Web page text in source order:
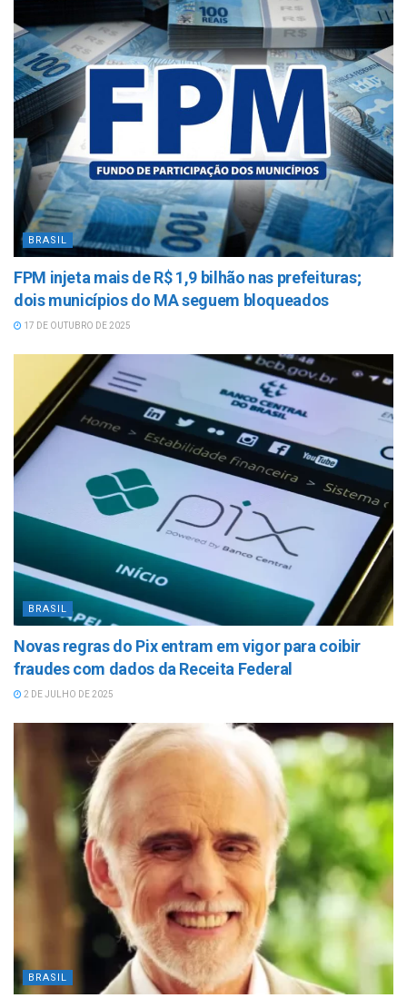
BRASIL
FPM injeta mais de R$ 1,9 bilhão nas prefeituras;
dois municípios do MA seguem bloqueados
17 DE OUTUBRO DE 2025
BRASIL
Novas regras do Pix entram em vigor para coibir
fraudes com dados da Receita Federal
2 DE JULHO DE 2025
BRASIL